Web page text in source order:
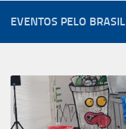
EVENTOS PELO BRASIL